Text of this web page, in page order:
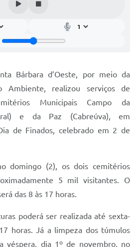
da Sociedade Civil (OSC)
Bárbara d’Oeste, por meio da
Ambiente, realizou serviços de
Municipais Campo da
e da Paz (Cabreúva), em
de Finados, celebrado em 2 de
domingo (2), os dois cemitérios
5 mil visitantes. O
das 8 às 17 horas.
poderá ser realizada até sexta-
horas. Já a limpeza dos túmulos
véspera, dia 1º de novembro, no